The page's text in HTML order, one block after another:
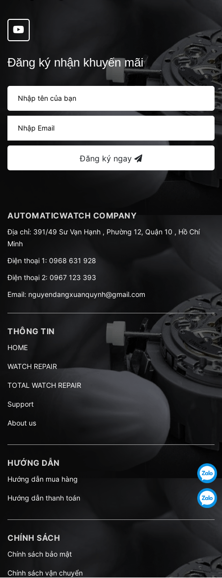
Đăng ký nhận khuyến mãi
Đăng ký ngay
AUTOMATICWATCH COMPANY
Địa chỉ: 391/49 Sư Vạn Hạnh , Phường 12, Quận 10 , Hồ Chí
Minh
Điện thoại 1: 0968 631 928
Điện thoại 2: 0967 123 393
Email: nguyendangxuanquynh@gmail.com
THÔNG TIN
HOME
WATCH REPAIR
TOTAL WATCH REPAIR
Support
About us
HƯỚNG DẪN
Hướng dẫn mua hàng
Hướng dẫn thanh toán
CHÍNH SÁCH
Chính sách bảo mật
Chính sách vận chuyển